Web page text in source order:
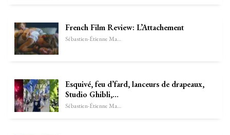
French Film Review: L’Attachement
Sébastien-Étienne Marechal
Esquivé, feu d’fard, lanceurs de drapeaux,
Studio Ghibli,…
Sébastien-Étienne Marechal